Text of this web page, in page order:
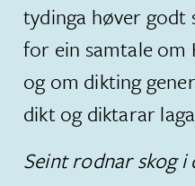
tydinga høver godt
for ein samtale om
og om dikting
dikt og diktarar
Seint rodnar skog i